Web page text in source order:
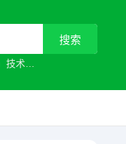
技术革新